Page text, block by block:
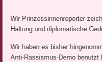
Wir Prinzessinnenreporter
Haltung und diplomatische
Wir haben es bisher
Anti-Rassismus-Demo benutzt